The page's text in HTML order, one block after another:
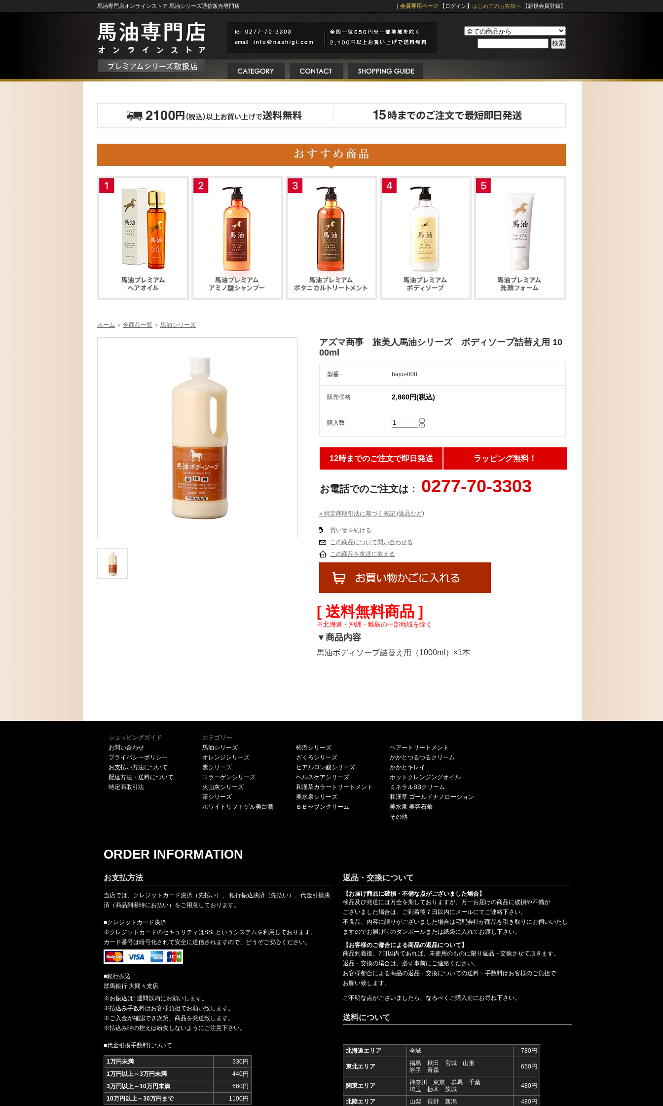
馬油専門店オンラインストア 馬油シリーズ通信販売専門店 ｜会員専用ページ 【ログイン】 はじめてのお客様へ 【新規会員登録】
ホーム ＞ 全商品一覧 ＞ 馬油シリーズ
アズマ商事 旅美人馬油シリーズ ボディソープ詰替え用 10
00ml
型番 bayu-008
販売価格 2,860円(税込)
購入数
12時までのご注文で即日発送 ラッピング無料！
お電話でのご注文は： 0277-70-3303
» 特定商取引法に基づく表記 (返品など)
買い物を続ける
この商品について問い合わせる
この商品を友達に教える
[ 送料無料商品 ]
※北海道・沖縄・離島の一部地域を除く
▼商品内容
馬油ボディソープ詰替え用（1000ml）×1本
ショッピングガイド
お問い合わせ
プライバシーポリシー
お支払い方法について
配達方法・送料について
特定商取引法
カテゴリー
馬油シリーズ
オレンジシリーズ
炭シリーズ
コラーゲンシリーズ
火山灰シリーズ
茶シリーズ
ホワイトリフトゲル美白潤
柿渋シリーズ
ざくろシリーズ
ヒアルロン酸シリーズ
ヘルスケアシリーズ
和漢草カラートリートメント
美水泉シリーズ
ＢＢセブンクリーム
ヘアートリートメント
かかとつるつるクリーム
かかとキレイ
ホットクレンジングオイル
ミネラルBBクリーム
和漢草 ゴールドナノローション
美水泉 美容石鹸
その他
ORDER INFORMATION
お支払方法
当店では、クレジットカード決済（先払い）、 銀行振込決済（先払い）、代金引換決
済（商品到着時にお払い）をご用意しております。
■クレジットカード決済
※クレジットカードのセキュリティはSSLというシステムを利用しております。
カード番号は暗号化されて安全に送信されますので、どうぞご安心ください。
■銀行振込
群馬銀行 大間々支店
※お振込は1週間以内にお願いします。
※払込み手数料はお客様負担でお願い致します。
※ご入金が確認でき次第、商品を発送致します。
※払込み時の控えは紛失しないようにご注意下さい。
■代金引換手数料について
1万円未満
330円
1万円以上～3万円未満
440円
3万円以上～10万円未満
660円
10万円以上～30万円まで
1100円
返品・交換について
【お届け商品に破損・不備な点がございました場合】
検品及び発送には万全を期しておりますが、万一お届けの商品に破損や不備が
ございました場合は、ご到着後７日以内にメールにてご連絡下さい。
不良品、内容に誤りがございました場合は宅配会社が商品を引き取りにお伺いいたし
ますのでお届け時のダンボールまたは紙袋に入れてお渡し下さい。
【お客様のご都合による商品の返品について】
商品到着後、7日以内であれば、未使用のものに限り返品・交換させて頂きます。
返品・交換の場合は、必ず事前にご連絡ください。
お客様都合による商品の返品・交換についての送料・手数料はお客様のご負担で
お願い致します。
ご不明な点がございましたら、なるべくご購入前にお尋ね下さい。
送料について
北海道エリア 全域 780円
東北エリア
福島 秋田 宮城 山形
岩手 青森
650円
関東エリア
神奈川 東京 群馬 千葉
埼玉 栃木 茨城
480円
北陸エリア 山梨 長野 新潟 480円